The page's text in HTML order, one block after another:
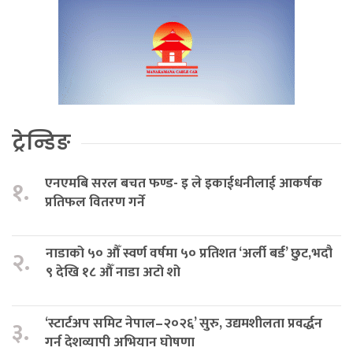
ट्रेन्डिङ
१.
एनएमबि सरल बचत फण्ड- इ ले इकाईधनीलाई आकर्षक
प्रतिफल वितरण गर्ने
२.
नाडाको ५० औँ स्वर्ण वर्षमा ५० प्रतिशत ‘अर्ली बर्ड’ छुट,भदौ
९ देखि १८ औँ नाडा अटो शो
३.
‘स्टार्टअप समिट नेपाल–२०२६’ सुरु, उद्यमशीलता प्रवर्द्धन
गर्न देशव्यापी अभियान घोषणा